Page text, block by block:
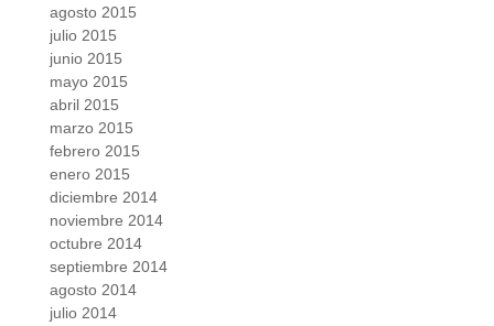
agosto 2015
julio 2015
junio 2015
mayo 2015
abril 2015
marzo 2015
febrero 2015
enero 2015
diciembre 2014
noviembre 2014
octubre 2014
septiembre 2014
agosto 2014
julio 2014